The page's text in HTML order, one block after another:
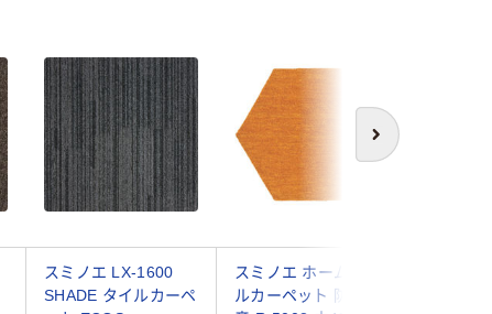
次へ
スミノエ LX-1600
SHADE タイルカーペ
スミノエ ホームタイ
ルカーペット 防炎 防